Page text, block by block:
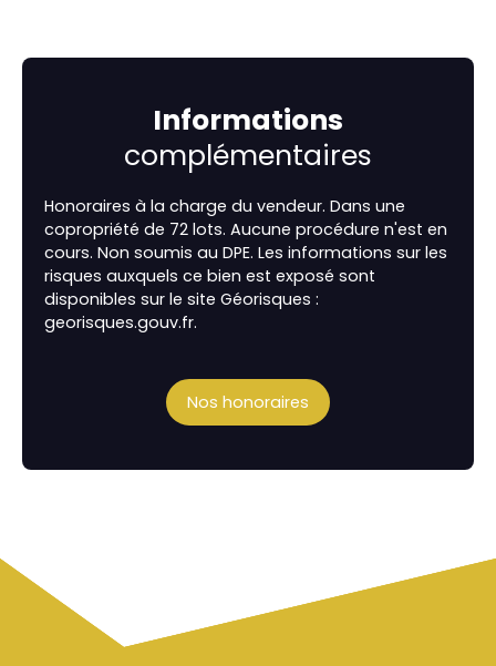
Informations
complémentaires
Honoraires à la charge du vendeur. Dans une
copropriété de 72 lots. Aucune procédure n'est en
cours. Non soumis au DPE. Les informations sur les
risques auxquels ce bien est exposé sont
disponibles sur le site Géorisques :
georisques.gouv.fr.
Nos honoraires